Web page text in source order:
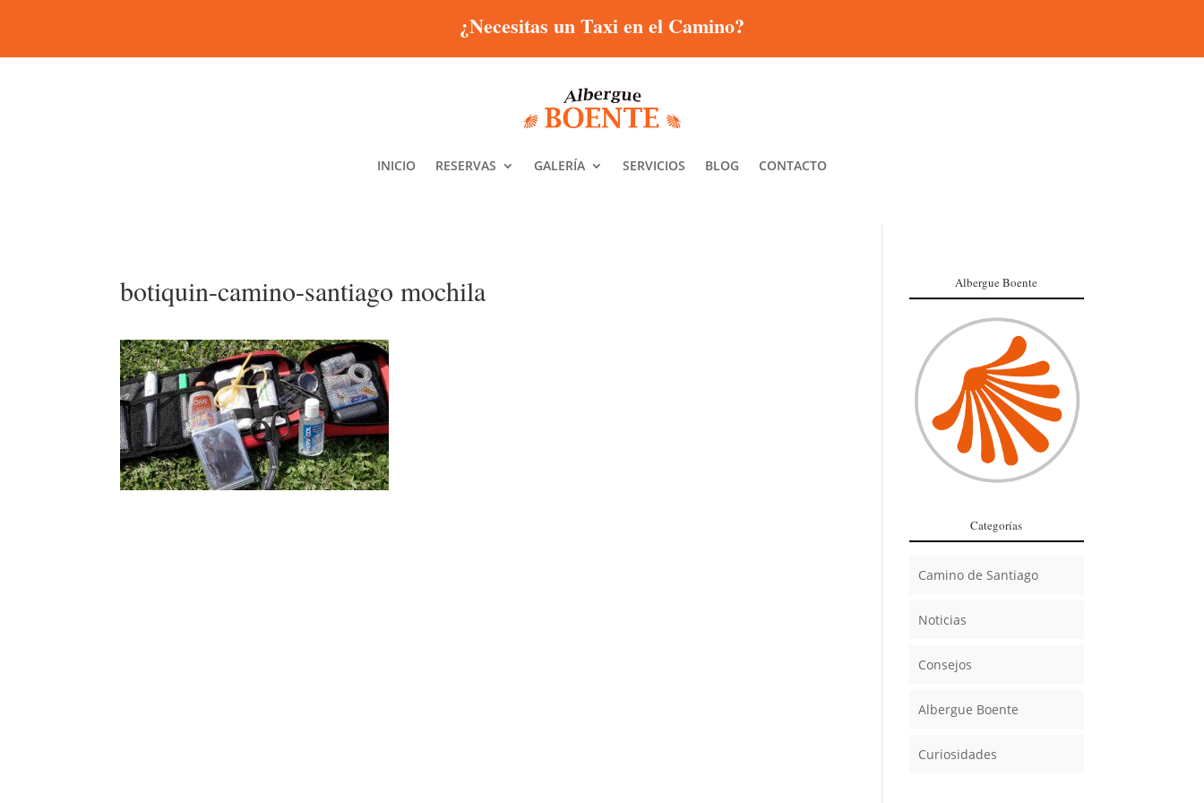
¿Necesitas un Taxi en el Camino?
INICIO RESERVAS GALERÍA SERVICIOS BLOG CONTACTO
botiquin-camino-santiago mochila Albergue Boente
Categorías
Camino de Santiago
Noticias
Consejos
Albergue Boente
Curiosidades